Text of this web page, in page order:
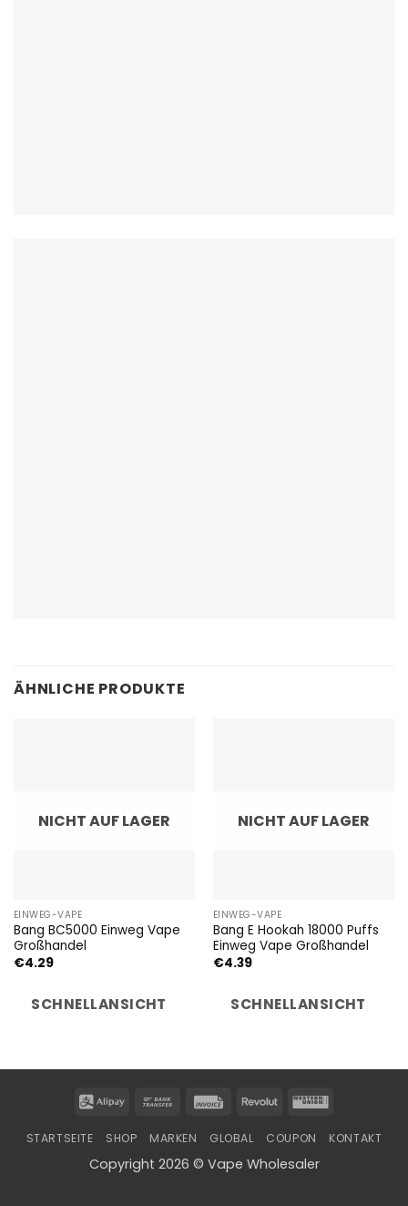
ÄHNLICHE PRODUKTE
NICHT AUF LAGER
EINWEG-VAPE
Bang BC5000 Einweg Vape
Großhandel
€4.29
SCHNELLANSICHT
NICHT AUF LAGER
EINWEG-VAPE
Bang E Hookah 18000 Puffs
Einweg Vape Großhandel
€4.39
SCHNELLANSICHT
Alipay
Bank
Invoice RevolutWestern
STARTSEITE SHOP MARKEN GLOBAL COUPON KONTAKT
Copyright 2026 © Vape Wholesaler